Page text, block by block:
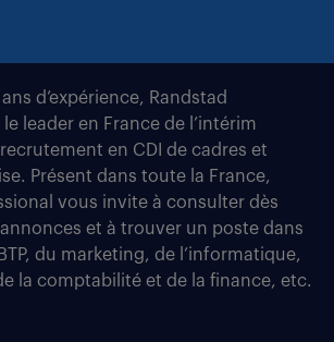
d’expérience, Randstad
leader en France de l’intérim
en CDI de cadres et
Présent dans toute la France,
vous invite à consulter dès
et à trouver un poste dans
du marketing, de l’informatique,
la comptabilité et de la finance, etc.